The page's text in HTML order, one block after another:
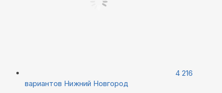
4 216
вариантов Нижний Новгород